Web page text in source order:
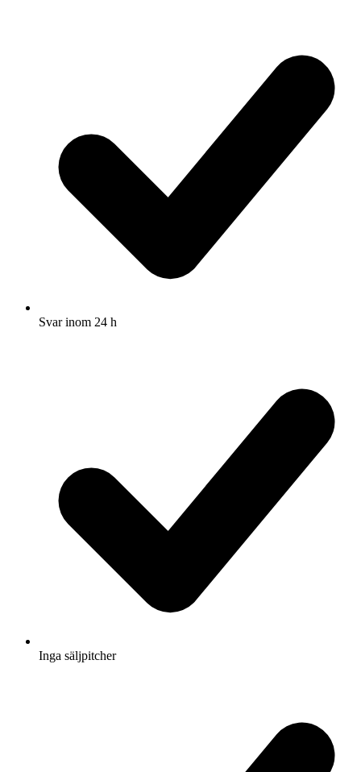
Svar inom 24 h
Inga säljpitcher